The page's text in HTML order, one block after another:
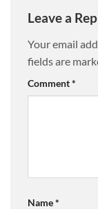
Leave a
Your email
fields are
Comment*
Name*